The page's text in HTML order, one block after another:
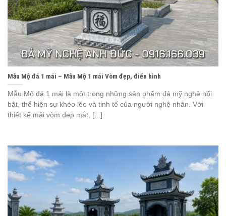
Mẫu Mộ đá 1 mái – Mẫu Mộ 1 mái Vòm đẹp, điển hình
Mẫu Mộ đá 1 mái là một trong những sản phẩm đá mỹ nghệ nổi
bật, thể hiện sự khéo léo và tinh tế của người nghệ nhân. Với
thiết kế mái vòm đẹp mắt, [...]